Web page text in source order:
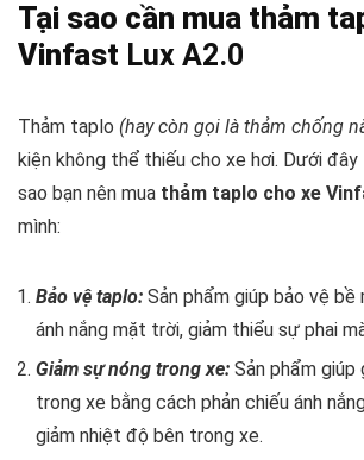
Tại sao cần mua thảm
Vinfast Lux A2.0
Thảm taplo (hay còn gọi là thảm chống
kiện không thể thiếu cho xe hơi. Dưới
sao bạn nên mua thảm taplo cho xe
mình:
Bảo vệ taplo: Sản phẩm giúp bảo vệ
ánh nắng mặt trời, giảm thiểu sự phai
Giảm sự nóng trong xe: Sản phẩm
trong xe bằng cách phản chiếu ánh
giảm nhiệt độ bên trong xe.